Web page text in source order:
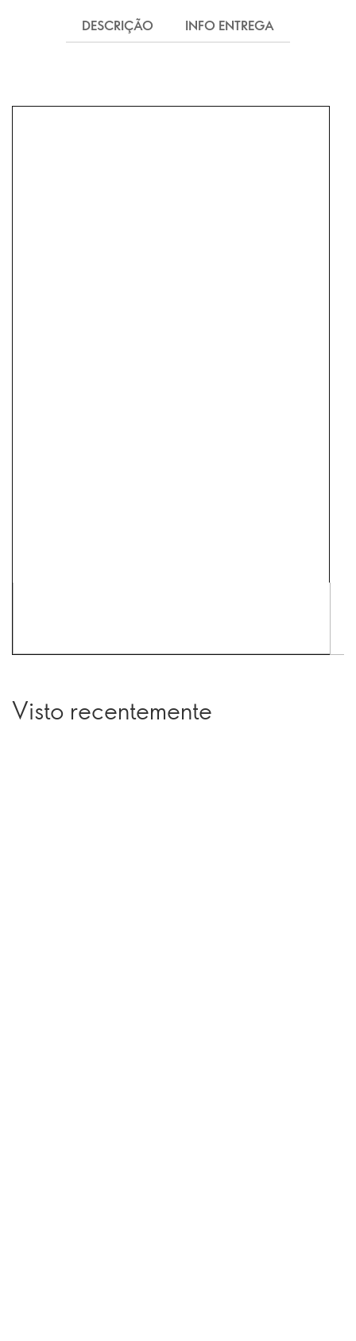
DESCRIÇÃO INFO ENTREGA
Visto recentemente